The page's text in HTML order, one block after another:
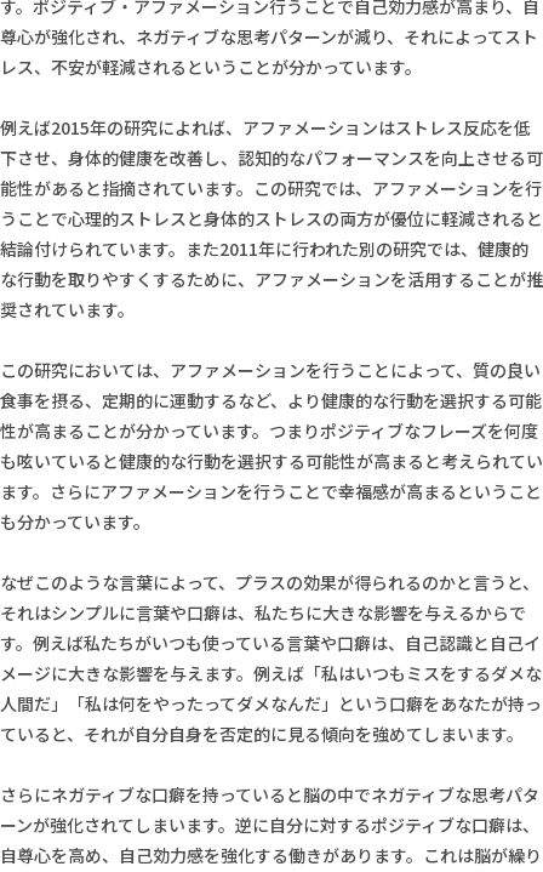
す。ポジティブ・アファメーション行うことで自己効力感が高まり、自
尊心が強化され、ネガティブな思考パターンが減り、それによってスト
レス、不安が軽減されるということが分かっています。
例えば2015年の研究によれば、アファメーションはストレス反応を低
下させ、身体的健康を改善し、認知的なパフォーマンスを向上させる可
能性があると指摘されています。この研究では、アファメーションを行
うことで心理的ストレスと身体的ストレスの両方が優位に軽減されると
結論付けられています。また2011年に行われた別の研究では、健康的
な行動を取りやすくするために、アファメーションを活用することが推
奨されています。
この研究においては、アファメーションを行うことによって、質の良い
食事を摂る、定期的に運動するなど、より健康的な行動を選択する可能
性が高まることが分かっています。つまりポジティブなフレーズを何度
も呟いていると健康的な行動を選択する可能性が高まると考えられてい
ます。さらにアファメーションを行うことで幸福感が高まるということ
も分かっています。
なぜこのような言葉によって、プラスの効果が得られるのかと言うと、
それはシンプルに言葉や口癖は、私たちに大きな影響を与えるからで
す。例えば私たちがいつも使っている言葉や口癖は、自己認識と自己イ
メージに大きな影響を与えます。例えば「私はいつもミスをするダメな
人間だ」「私は何をやったってダメなんだ」という口癖をあなたが持っ
ていると、それが自分自身を否定的に見る傾向を強めてしまいます。
さらにネガティブな口癖を持っていると脳の中でネガティブな思考パタ
ーンが強化されてしまいます。逆に自分に対するポジティブな口癖は、
自尊心を高め、自己効力感を強化する働きがあります。これは脳が繰り